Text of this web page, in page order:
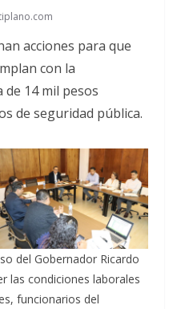
acciones para que
con la
14 mil pesos
de seguridad pública.
del Gobernador Ricardo
las condiciones laborales
funcionarios del